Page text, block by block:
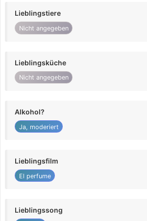
Lieblingstiere
Nicht angegeben
Lieblingsküche
Nicht angegeben
Alkohol?
Ja, moderiert
Lieblingsfilm
El perfume
Lieblingssong